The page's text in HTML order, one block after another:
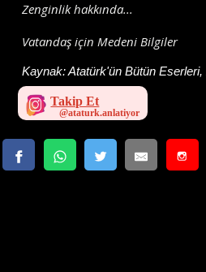
Zenginlik hakkında...
Vatandaş için Medeni Bilgiler
Kaynak:Atatürk'ün Bütün
Takip Et